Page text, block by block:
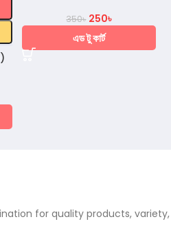
350৳ 250৳
এড টু কার্ট
for quality products, variety,